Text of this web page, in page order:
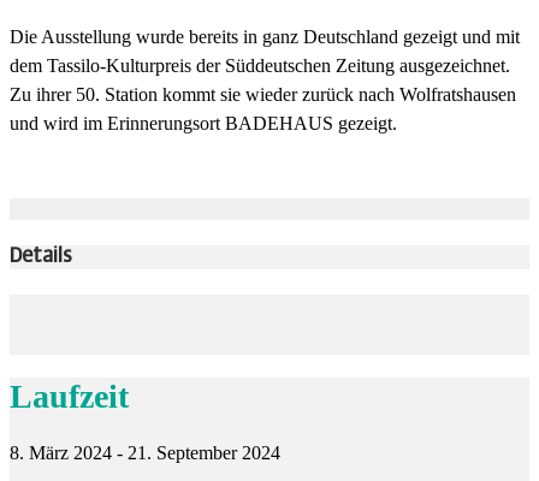
Die Ausstellung wurde bereits in ganz Deutschland gezeigt und mit
dem Tassilo-Kulturpreis der Süddeutschen Zeitung ausgezeichnet.
Zu ihrer 50. Station kommt sie wieder zurück nach Wolfratshausen
und wird im Erinnerungsort BADEHAUS gezeigt.
Details
Laufzeit
8. März 2024 - 21. September 2024